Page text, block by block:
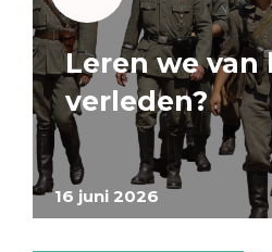
16 juni 2026
Leren we van
verleden?